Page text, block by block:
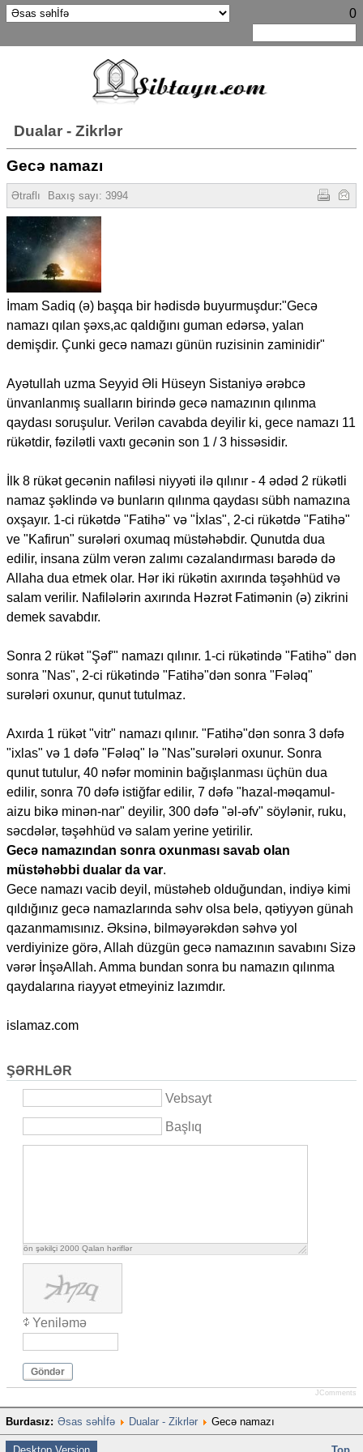
0
Dualar - Zikrlər
Gecə namazı
Ətraflı Baxış sayı: 3994
İmam Sadiq (ə) başqa bir hədisdə buyurmuşdur:"Gecə
namazı qılan şəxs,ac qaldığını guman edərsə, yalan
demişdir. Çunki gecə namazı günün ruzisinin zaminidir"
Ayətullah uzma Seyyid Əli Hüseyn Sistaniyə ərəbcə
ünvanlanmış sualların birində gecə namazının qılınma
qaydası soruşulur. Verilən cavabda deyilir ki, gece namazı 11
rükətdir, fəzilətli vaxtı gecənin son 1 / 3 hissəsidir.
İlk 8 rükət gecənin nafiləsi niyyəti ilə qılınır - 4 ədəd 2 rükətli
namaz şəklində və bunların qılınma qaydası sübh namazına
oxşayır. 1-ci rükətdə "Fatihə" və "İxlas", 2-ci rükətdə "Fatihə"
ve "Kafirun" surələri oxumaq müstəhəbdir. Qunutda dua
edilir, insana zülm verən zalımı cəzalandırması barədə də
Allaha dua etmek olar. Hər iki rükətin axırında təşəhhüd və
salam verilir. Nafilələrin axırında Həzrət Fatimənin (ə) zikrini
demek savabdır.
Sonra 2 rükət "Şəf'" namazı qılınır. 1-ci rükətində "Fatihə" dən
sonra "Nas", 2-ci rükətində "Fatihə"dən sonra "Fələq"
surələri oxunur, qunut tutulmaz.
Axırda 1 rükət "vitr" namazı qılınır. "Fatihə"dən sonra 3 dəfə
"ixlas" və 1 dəfə "Fələq" lə "Nas"surələri oxunur. Sonra
qunut tutulur, 40 nəfər mominin bağışlanması üçhün dua
edilir, sonra 70 dəfə istiğfar edilir, 7 dəfə "hazal-məqamul-
aizu bikə minən-nar" deyilir, 300 dəfə "əl-əfv" söylənir, ruku,
səcdələr, təşəhhüd və salam yerine yetirilir.
Gecə namazından sonra oxunması savab olan
müstəhəbbi dualar da var.
Gece namazı vacib deyil, müstəheb olduğundan, indiyə kimi
qıldığınız gecə namazlarında səhv olsa belə, qətiyyən günah
qazanmamısınız. Əksinə, bilməyərəkdən səhvə yol
verdiyinize görə, Allah düzgün gecə namazının savabını Sizə
vərər İnşəAllah. Amma bundan sonra bu namazın qılınma
qaydalarına riayyət etmeyiniz lazımdır.
islamaz.com
ŞƏRHLƏR
Vebsayt
Başlıq
ön şəkilçi 2000 Qalan həriflər
Yeniləmə
Göndər
JComments
Burdasız: Əsas səhİfə Dualar - Zikrlər Gecə namazı